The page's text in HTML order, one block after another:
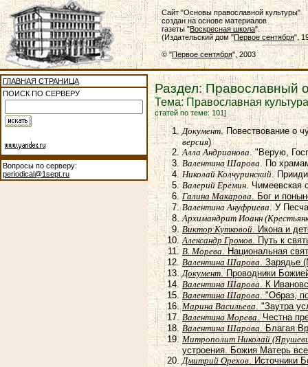
Сайт "Основы православной культуры"
создан на основе материалов
газеты "Воскресная школа".
(Издательский дом "Первое сентября",
© "Первое сентября", 2003
ГЛАВНАЯ СТРАНИЦА
ПОИСК ПО СЕРВЕРУ
Вопросы по серверу:
periodical@1sept.ru
Раздел: Православный
Тема: Православная
статей по теме: 101]
Документ. Повествование о
версия)
Алла Андрианова. "Верую,
Валентина Шарова. По
Николай Колчуринский.
Валерий Еремин. Чимеевская
Галина Макарова. Бог и
Валентина Ануфриева. У
Архимандрит Иоанн
Виктор Кутковой. Икона и
Александр Громов. Путь к
В. Морева. Национальная
Валентина Шарова. Зарядье
Документ. Проводники
Валентина Шарова. К
Валентина Шарова. "Образ,
Марина Васильева. "Заутра
Валентина Морева. Честна
Валентина Шарова. Благая
Митрополит Николай
устроения. Божия Матерь
Дмитрий Орехов. Источники